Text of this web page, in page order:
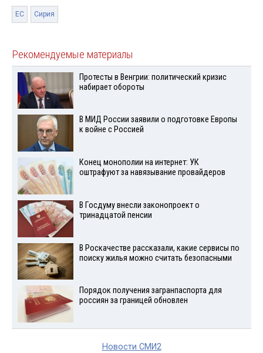
ЕС Сирия
Рекомендуемые материалы
Протесты в Венгрии: политический кризис
набирает обороты
В МИД России заявили о подготовке Европы
к войне с Россией
Конец монополии на интернет: УК
оштрафуют за навязывание провайдеров
В Госдуму внесли законопроект о
тринадцатой пенсии
В Роскачестве рассказали, какие сервисы по
поиску жилья можно считать безопасными
Порядок получения загранпаспорта для
россиян за границей обновлен
Новости СМИ2